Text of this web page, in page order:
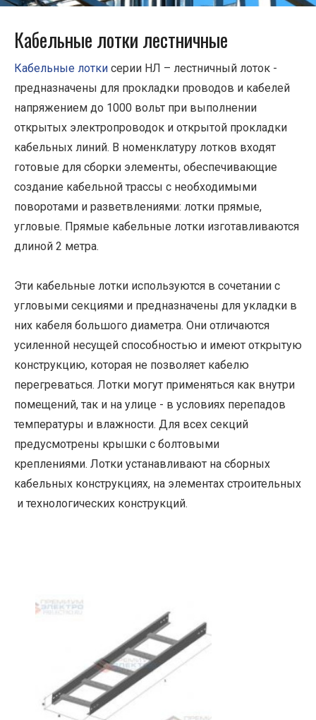
Кабельные лотки лестничные
Кабельные лотки серии НЛ – лестничный лоток -
предназначены для прокладки проводов и кабелей
напряжением до 1000 вольт при выполнении
открытых электропроводок и открытой прокладки
кабельных линий. В номенклатуру лотков входят
готовые для сборки элементы, обеспечивающие
создание кабельной трассы с необходимыми
поворотами и разветвлениями: лотки прямые,
угловые. Прямые кабельные лотки изготавливаются
длиной 2 метра.
Эти кабельные лотки используются в сочетании с
угловыми секциями и предназначены для укладки в
них кабеля большого диаметра. Они отличаются
усиленной несущей способностью и имеют открытую
конструкцию, которая не позволяет кабелю
перегреваться. Лотки могут применяться как внутри
помещений, так и на улице - в условиях перепадов
температуры и влажности. Для всех секций
предусмотрены крышки с болтовыми
креплениями. Лотки устанавливают на сборных
кабельных конструкциях, на элементах строительных
и технологических конструкций.